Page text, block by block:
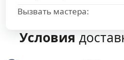
Вызвать мастера:
Условия